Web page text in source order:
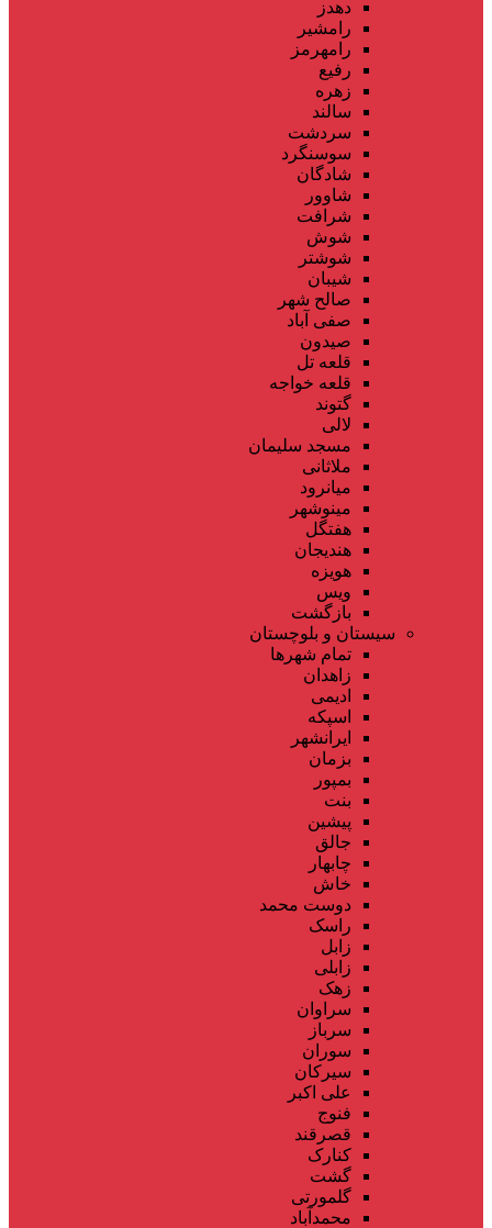
دهدز
رامشیر
رامهرمز
رفیع
زهره
سالند
سردشت
سوسنگرد
شادگان
شاوور
شرافت
شوش
شوشتر
شیبان
صالح شهر
صفی آباد
صیدون
قلعه تل
قلعه خواجه
گتوند
لالی
مسجد سلیمان
ملاثانی
میانرود
مینوشهر
هفتگل
هندیجان
هویزه
ویس
بازگشت
سیستان و بلوچستان
تمام شهر‌ها
زاهدان
ادیمی
اسپکه
ایرانشهر
بزمان
بمپور
بنت
پیشین
جالق
چابهار
خاش
دوست محمد
راسک
زابل
زابلی
زهک
سراوان
سرباز
سوران
سیرکان
علی اکبر
فنوج
قصرقند
کنارک
گشت
گلمورتی
محمدآباد